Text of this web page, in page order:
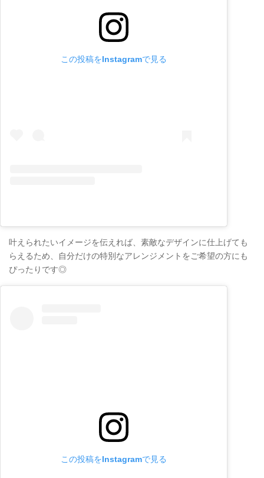
この投稿をInstagramで見る
叶えられたいイメージを伝えれば、素敵なデザインに仕上げても
らえるため、自分だけの特別なアレンジメントをご希望の方にも
ぴったりです◎
この投稿をInstagramで見る